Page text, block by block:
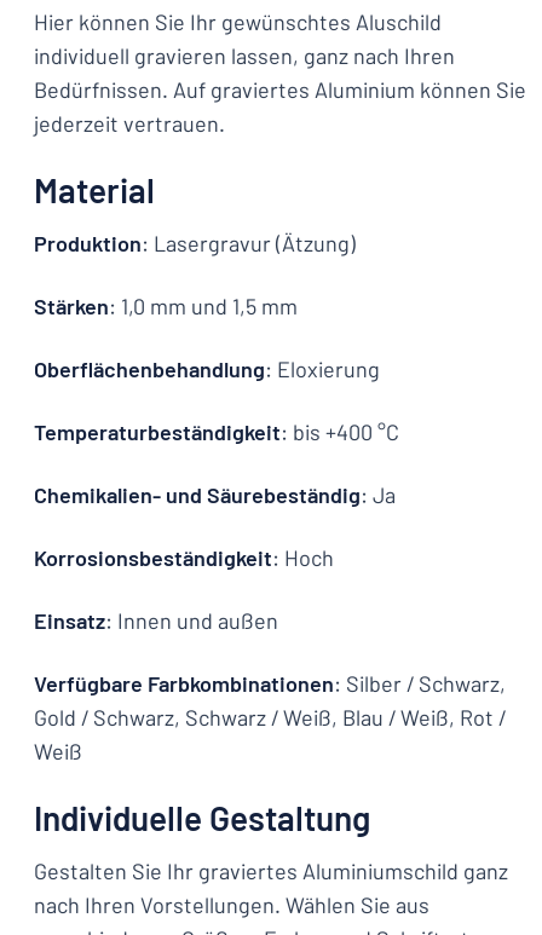
Hier können Sie Ihr gewünschtes Aluschild
individuell gravieren lassen, ganz nach Ihren
Bedürfnissen. Auf graviertes Aluminium können Sie
jederzeit vertrauen.
Material
Produktion: Lasergravur (Ätzung)
Stärken: 1,0 mm und 1,5 mm
Oberflächenbehandlung: Eloxierung
Temperaturbeständigkeit: bis +400 °C
Chemikalien- und Säurebeständig: Ja
Korrosionsbeständigkeit: Hoch
Einsatz: Innen und außen
Verfügbare Farbkombinationen: Silber / Schwarz,
Gold / Schwarz, Schwarz / Weiß, Blau / Weiß, Rot /
Weiß
Individuelle Gestaltung
Gestalten Sie Ihr graviertes Aluminiumschild ganz
nach Ihren Vorstellungen. Wählen Sie aus